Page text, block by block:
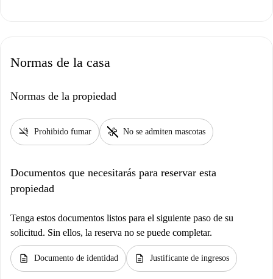
Normas de la casa
Normas de la propiedad
smoke_free Prohibido fumar pet_supplies No se admiten mascotas
Documentos que necesitarás para reservar esta
propiedad
Tenga estos documentos listos para el siguiente paso de su
solicitud. Sin ellos, la reserva no se puede completar.
description Documento de identidad description Justificante de ingresos